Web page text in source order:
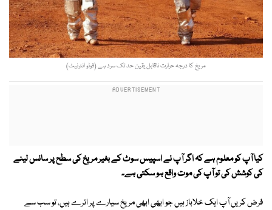
مریخ کا درجہ حرارت ناقابل یقین حد تک سرد ہے (فوٹو انٹرنیٹ)
کیا آپ کو معلوم ہے کہ اگر آپ نے اسپیس سوٹ کے بغیر مریخ کی سطح پر سانس لینے
کی کوشش کی تو آپ کی موت واقع ہو سکتی ہے۔
فرض کریں آپ ایک خلاباز ہیں جو ابھی ابھی مریخ سیارے پر اترے ہیں، تو سب سے